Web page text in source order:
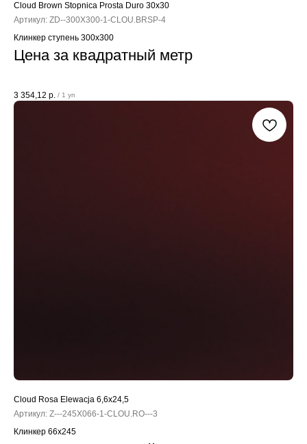
Cloud Brown Stopnica Prosta Duro 30x30
Артикул: ZD--300X300-1-CLOU.BRSP-4
Клинкер ступень 300x300
Цена за квадратный метр
3 354,12 р. / 1 уп
Cloud Rosa Elewacja 6,6x24,5
Артикул: Z---245X066-1-CLOU.RO---3
Клинкер 66x245